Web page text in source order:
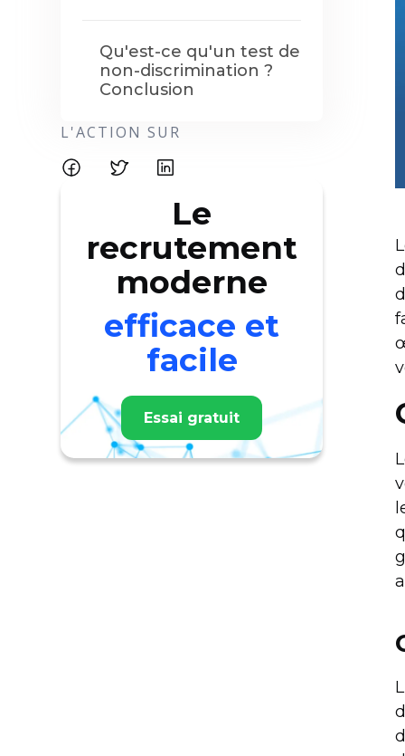
Qu'est-ce qu'un test de
non-discrimination ?
Conclusion
L'ACTION SUR
Le
recrutement
moderne
efficace et
facile
Essai gratuit